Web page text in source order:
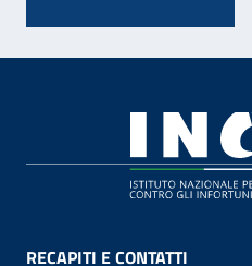
RECAPITI E CONTATTI